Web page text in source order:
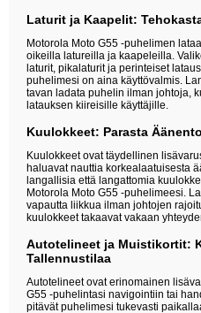
Laturit ja Kaapelit:
Motorola Moto G55 -puhelimen
oikeilla latureilla ja kaapeleilla.
laturit, pikalaturit ja perinteiset
puhelimesi on aina käyttövalmis.
tavan ladata puhelin ilman johtoja,
latauksen kiireisille käyttäjille.
Kuulokkeet: Parasta
Kuulokkeet ovat täydellinen
haluavat nauttia korkealaatuisesta
langallisia että langattomia
Motorola Moto G55 -puhelimeesi.
vapautta liikkua ilman johtojen
kuulokkeet takaavat vakaan
Autotelineet ja Muistikortit:
Tallennustilaa
Autotelineet ovat erinomainen
G55 -puhelintasi navigointiin tai
pitävät puhelimesi tukevasti